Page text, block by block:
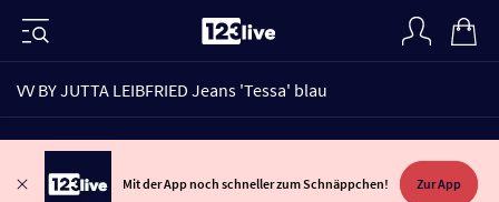
VV BY JUTTA LEIBFRIED Jeans 'Tessa' blau
Mit der App noch schneller zum Schnäppchen! Zur App